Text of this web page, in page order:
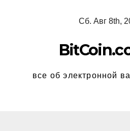
Сб. Авг 8th,
все об электронной